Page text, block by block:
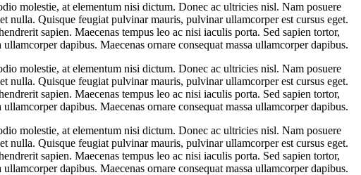
molestie, at elementum nisi dictum. Donec ac ultricies nisl. Nam posuere
nulla. Quisque feugiat pulvinar mauris, pulvinar ullamcorper est cursus eget.
sapien. Maecenas tempus leo ac nisi iaculis porta. Sed sapien tortor,
dapibus. Maecenas ornare consequat massa ullamcorper dapibus.
molestie, at elementum nisi dictum. Donec ac ultricies nisl. Nam posuere
nulla. Quisque feugiat pulvinar mauris, pulvinar ullamcorper est cursus eget.
sapien. Maecenas tempus leo ac nisi iaculis porta. Sed sapien tortor,
dapibus. Maecenas ornare consequat massa ullamcorper dapibus.
molestie, at elementum nisi dictum. Donec ac ultricies nisl. Nam posuere
nulla. Quisque feugiat pulvinar mauris, pulvinar ullamcorper est cursus eget.
sapien. Maecenas tempus leo ac nisi iaculis porta. Sed sapien tortor,
dapibus. Maecenas ornare consequat massa ullamcorper dapibus.